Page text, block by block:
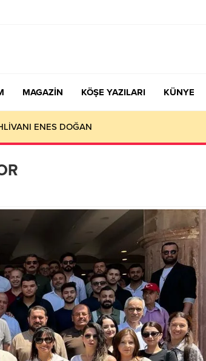
MAGAZİN KÖŞE YAZILARI KÜNYE
ENES DOĞAN